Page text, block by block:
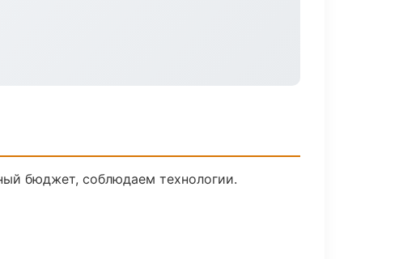
бюджет, соблюдаем технологии.